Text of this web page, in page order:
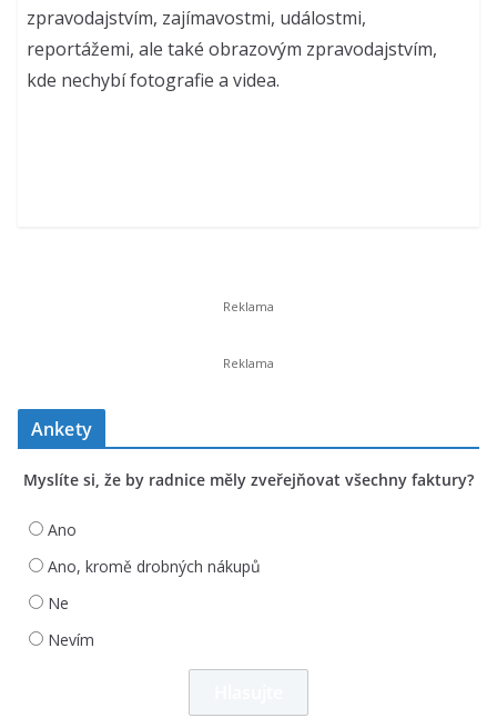
zpravodajstvím, zajímavostmi, událostmi,
reportážemi, ale také obrazovým zpravodajstvím,
kde nechybí fotografie a videa.
Ankety
Myslíte si, že by radnice měly zveřejňovat všechny faktury?
Ano
Ano, kromě drobných nákupů
Ne
Nevím